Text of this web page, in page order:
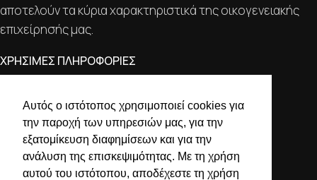
Αυτός ο ιστότοπος χρησιμοποιεί cookies για
την παροχή των υπηρεσιών μας, για την
εξατομίκευση διαφημίσεων και για την
ανάλυση της επισκεψιμότητας. Με τη χρήση
αυτού του ιστότοπου, αποδέχεστε τη χρήση
αποτελούν τα κύρια χαρακτηριστικά της οικογενειακής
επιχείρησής μας.
ΧΡΗΣΙΜΕΣ ΠΛΗΡΟΦΟΡΙΕΣ
ΟΡΟΙ ΧΡΗΣΗΣ
ΤΡΟΠΟΙ ΠΛΗΡΩΜΗΣ ΑΠΟΣΤΟΛΗΣ
ΠΟΛΙΤΙΚΗ ΑΠΟΡΡΗΤΟΥ
Ο ΛΟΓΑΡΙΑΣΜΟΣ ΜΟΥ